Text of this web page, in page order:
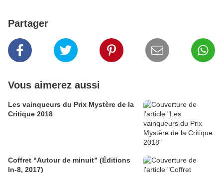
Partager
Vous aimerez aussi
Les vainqueurs du Prix Mystère de la
Critique 2018
Coffret “Autour de minuit” (Éditions
In-8, 2017)